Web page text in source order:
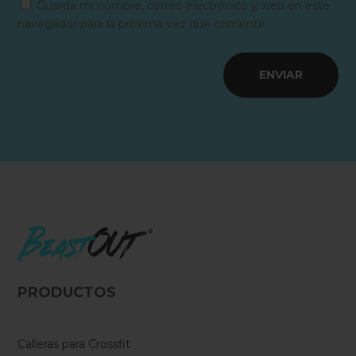
Guarda mi nombre, correo electrónico y web en este
navegador para la próxima vez que comente.
ENVIAR
PRODUCTOS
Calleras para Crossfit